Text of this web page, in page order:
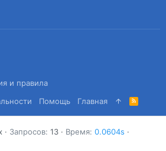
и правила
Помощь Главная
R
S
S
Запросов 13 Время 0.0604s